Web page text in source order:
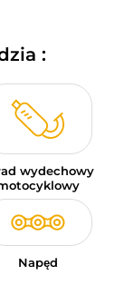
:
wydechowy
Napęd